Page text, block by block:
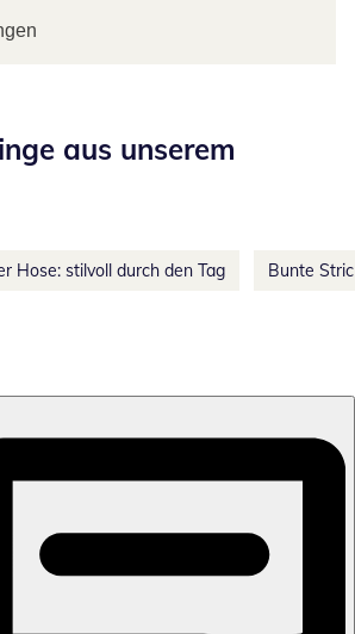
aus unserem
Hose: stilvoll durch den Tag Bunte